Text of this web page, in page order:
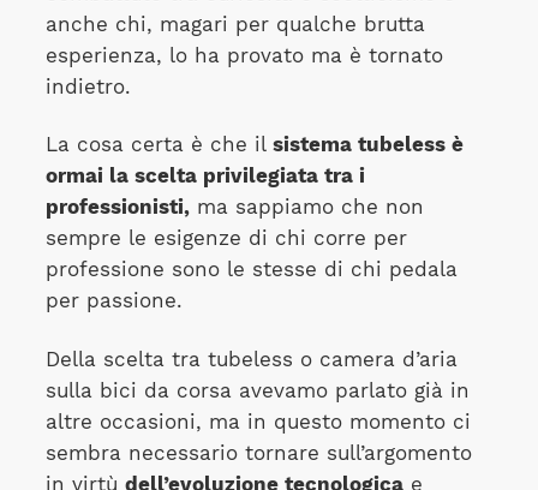
anche chi, magari per qualche brutta
esperienza, lo ha provato ma è tornato
indietro.
La cosa certa è che il sistema tubeless è
ormai la scelta privilegiata tra i
professionisti,ma sappiamo che non
sempre le esigenze di chi corre per
professione sono le stesse di chi pedala
per passione.
Della scelta tra tubeless o camera d’aria
sulla bici da corsa avevamo parlato già in
altre occasioni, ma in questo momento ci
sembra necessario tornare sull’argomento
in virtù dell’evoluzione tecnologicae